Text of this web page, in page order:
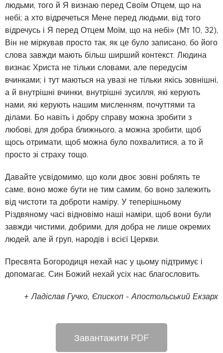
людьми, того й Я визнаю перед Своїм Отцем, що на
небі; а хто відречеться Мене перед людьми, від того
відречусь і Я перед Отцем Моїм, що на небі» (Мт 10, 32),
Він не міркував просто так, як це було записано, бо його
слова завжди мають більш ширший контекст. Людина
визнає Христа не тільки словами, але передусім
вчинками; і тут маються на увазі не тільки якісь зовнішні,
а й внутрішні вчинки, внутрішні зусилля, які керують
нами, які керують нашим мисленням, почуттями та
ділами. Бо навіть і добру справу можна зробити з
любові, для добра ближнього, а можна зробити, щоб
щось отримати, щоб можна було похвалитися, а то й
просто зі страху тощо.
Давайте усвідомимо, що коли двоє зовні роблять те
саме, воно може бути не тим самим, бо воно залежить
від чистоти та доброти наміру. У теперішньому
Різдвяному часі відновімо наші наміри, щоб вони були
завжди чистими, добрими, для добра не лише окремих
людей, але й груп, народів і всієї Церкви.
Пресвята Богородиця нехай нас у цьому підтримує і
допомагає. Син Божий нехай усіх нас благословить.
+ Ладіслав Гучко, Єпископ - Апостольський Екзарх
Завантажити PDF